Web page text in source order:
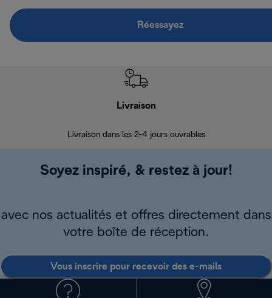
Réessayez
Livraison
Livraison dans les 2-4 jours ouvrables
Soyez inspiré, & restez à jour!
avec nos actualités et offres directement dans
votre boîte de réception.
Vous inscrire pour recevoir des e-mails